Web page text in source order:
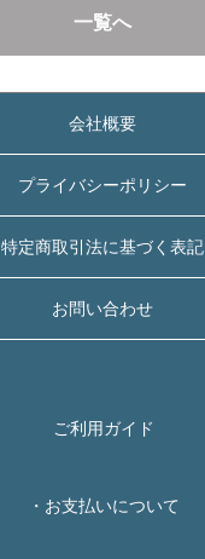
一覧へ
ご利用ガイド
・お支払いについて
会社概要
プライバシーポリシー
特定商取引法に基づく表記
お問い合わせ